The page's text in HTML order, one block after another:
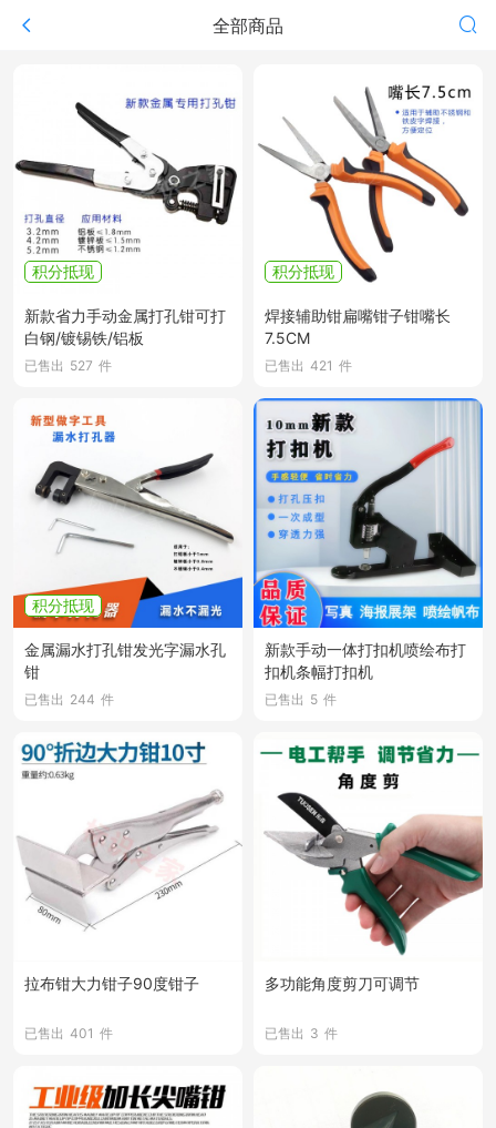
全部商品
积分抵现
新款省力手动金属打孔钳可打
白钢/镀锡铁/铝板
已售出 527 件
积分抵现
焊接辅助钳扁嘴钳子钳嘴长
7.5CM
已售出 421 件
积分抵现
金属漏水打孔钳发光字漏水孔
钳
已售出 244 件
新款手动一体打扣机喷绘布打
扣机条幅打扣机
已售出 5 件
拉布钳大力钳子90度钳子
已售出 401 件
多功能角度剪刀可调节
已售出 3 件